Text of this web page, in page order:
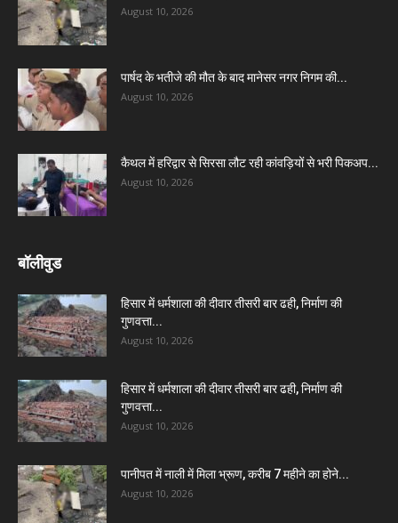
August 10, 2026
पार्षद के भतीजे की मौत के बाद मानेसर नगर निगम की...
August 10, 2026
कैथल में हरिद्वार से सिरसा लौट रही कांवड़ियों से भरी पिकअप...
August 10, 2026
बॉलीवुड
हिसार में धर्मशाला की दीवार तीसरी बार ढही, निर्माण की
गुणवत्ता...
August 10, 2026
हिसार में धर्मशाला की दीवार तीसरी बार ढही, निर्माण की
गुणवत्ता...
August 10, 2026
पानीपत में नाली में मिला भ्रूण, करीब 7 महीने का होने...
August 10, 2026